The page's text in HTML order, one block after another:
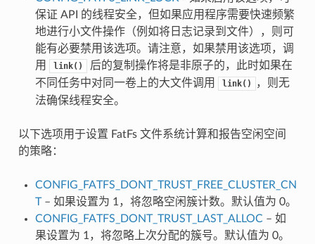
保证 API 的线程安全，但如果应用程序需要快速频繁
地进行小文件操作（例如将日志记录到文件），则可
能有必要禁用该选项。请注意，如果禁用该选项，调
用
link()
后的复制操作将是非原子的，此时如果在
不同任务中对同一卷上的大文件调用
link()
，则无
法确保线程安全。
以下选项用于设置 FatFs 文件系统计算和报告空闲空间
的策略：
CONFIG_FATFS_DONT_TRUST_FREE_CLUSTER_CN
T– 如果设置为 1，将忽略空闲簇计数。默认值为 0。
CONFIG_FATFS_DONT_TRUST_LAST_ALLOC– 如
果设置为 1，将忽略上次分配的簇号。默认值为 0。